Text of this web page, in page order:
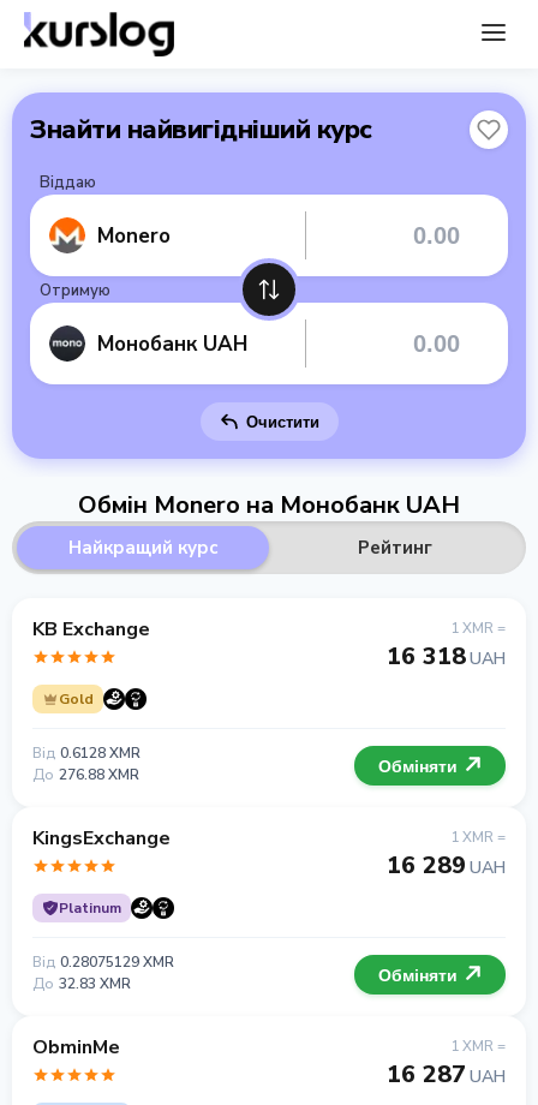
Знайти найвигідніший курс
Віддаю
Monero
Отримую
Монобанк UAH
Очистити
Обмін Monero на Монобанк UAH
Найкращий курс Рейтинг
KB Exchange
Gold
1 XMR =
16 318UAH
Від 0.6128 XMR
До 276.88 XMR Обміняти
KingsExchange
Platinum
1 XMR =
16 289 UAH
Від 0.28075129 XMR
До 32.83 XMR Обміняти
ObminMe 1 XMR =
16 287 UAH